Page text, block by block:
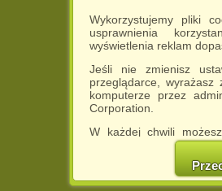
Wykorzystujemy pliki
usprawnienia
wyświetlenia reklam
Jeśli nie zmienisz
przeglądarce,
komputerze przez
Corporation.
W każdej chwili
cookies w swojej
w naszej
http://chomikuj.pl/